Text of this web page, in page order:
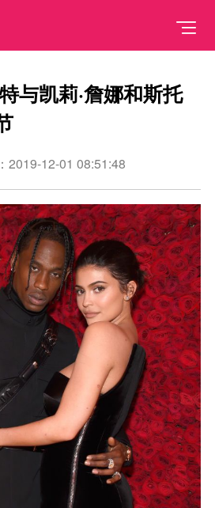
与凯莉·詹娜和斯托
2019-12-01 08:51:48